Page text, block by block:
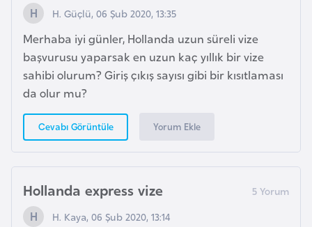
H. Güçlü, 06 Şub 2020, 13:35
Merhaba iyi günler, Hollanda uzun süreli vize
başvurusu yaparsak en uzun kaç yıllık bir vize
sahibi olurum? Giriş çıkış sayısı gibi bir kısıtlaması
da olur mu?
Cevabı Görüntüle Yorum Ekle
Hollanda express vize
H. Kaya, 06 Şub 2020, 13:14
i
r
t
Ç
i